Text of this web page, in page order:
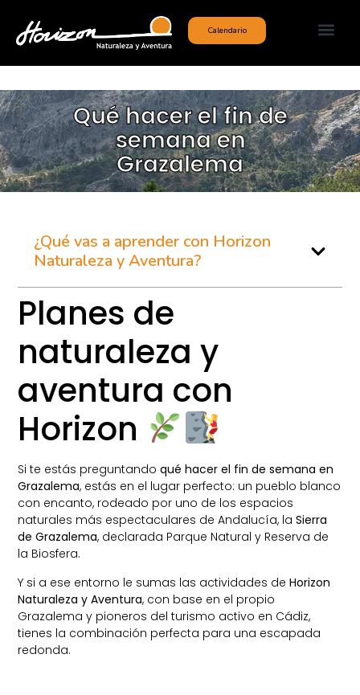
Calendario
Qué hacer el fin de
semana en
Grazalema
¿Qué vas a aprender con Horizon
Naturaleza y Aventura?
Planes de
naturaleza y
aventura con
Horizon
Si te estás preguntandoqué hacer el fin de semana en
Grazalema, estás en el lugar perfecto: un pueblo blanco
con encanto, rodeado por uno de los espacios
naturales más espectaculares de Andalucía, laSierra
de Grazalema, declarada Parque Natural y Reserva de
la Biosfera.
Y si a ese entorno le sumas las actividades deHorizon
Naturaleza y Aventura, con base en el propio
Grazalema y pioneros del turismo activo en Cádiz,
tienes la combinación perfecta para una escapada
redonda.